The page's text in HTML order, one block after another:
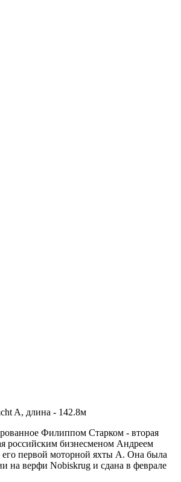
A, длина - 142.8м
Филиппом Старком - вторая
российским бизнесменом Андреем
первой моторной яхты A. Она была
на верфи Nobiskrug и сдана в феврале